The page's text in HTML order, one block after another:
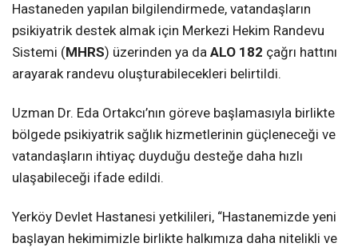
Hastaneden yapılan bilgilendirmede, vatandaşların
psikiyatrik destek almak için Merkezi Hekim Randevu
Sistemi (MHRS) üzerinden ya da ALO 182 çağrı hattını
arayarak randevu oluşturabilecekleri belirtildi.
Uzman Dr. Eda Ortakcı’nın göreve başlamasıyla birlikte
bölgede psikiyatrik sağlık hizmetlerinin güçleneceği ve
vatandaşların ihtiyaç duyduğu desteğe daha hızlı
ulaşabileceği ifade edildi.
Yerköy Devlet Hastanesi yetkilileri, “Hastanemizde yeni
başlayan hekimimizle birlikte halkımıza daha nitelikli ve